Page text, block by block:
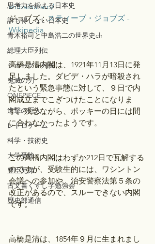
思考力を鍛える日本史
誰も得しない日本史
青木裕司と中島浩二の世界史ch
総理大臣列伝
ショーグン列伝
鬼滅の刃
ONEPIECE
進撃の巨人
レトロゲーム
科学・技術史
大学受験
豊臣兄弟
古文書くずし字勉強会
歴史部通信
shibainutaro/
ジョブズ：スティーブ・ジョブズ -
Wikipedia
高橋是清内閣は、1921年11月13日に発
足しました。ダビデ・ハラが暗殺され
たという緊急事態に対して、９日で内
閣成立までこぎつけたことになりま
す。残念ながら、ポッキーの日には間
に合わなかったようです。
この高橋内閣はわずか212日で瓦解する
のですが、受験生的には、ワシントン
会議への参加や、治安警察法第５条の
改正があるので、スルーできない内閣
です。
高橋是清は、1854年９月に生まれまし